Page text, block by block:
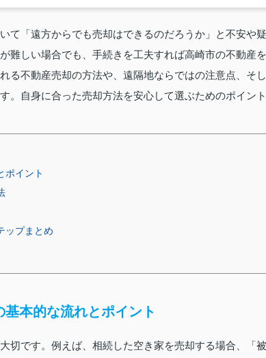
て「遠方からでも売却はできるのだろうか」と不安や疑
難しい場合でも、手続きを工夫すれば高崎市の不動産を
る不動産売却の方法や、遠隔地ならではの注意点、そし
。自身に合った売却方法を安心して選ぶためのポイント
ポイント
ップまとめ
本的な流れとポイント
切です。例えば、相続した空き家を売却する場合、「被